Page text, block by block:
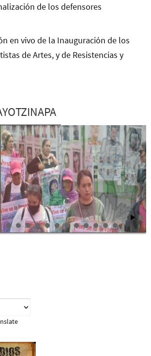
de los defensores
en vivo de la Inauguración de los
de Artes, y de Resistencias y